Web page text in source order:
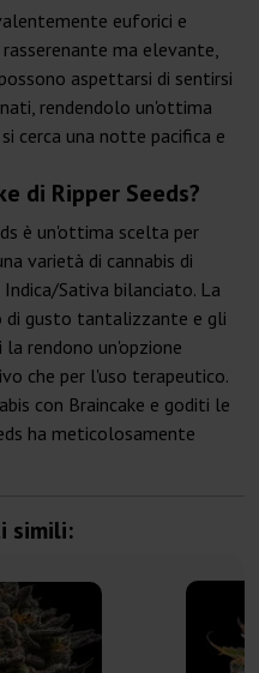
euforici e
ma elevante,
aspettarsi di sentirsi
rendendolo un'ottima
cerca una notte pacifica e
di Ripper Seeds?
è un'ottima scelta per
varietà di cannabis di
Sativa bilanciato. La
di gusto tantalizzante e gli
rendono un'opzione
che per l'uso terapeutico.
con Braincake e goditi le
ha meticolosamente
simili: